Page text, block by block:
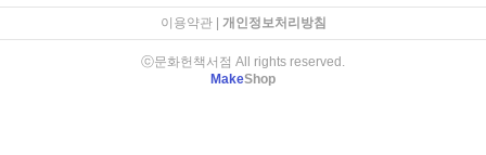
이용약관| 개인정보처리방침
ⓒ문화헌책서점 All rights reserved.
MakeShop